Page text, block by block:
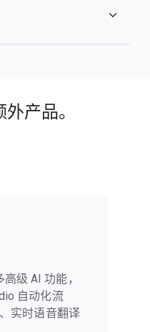
expand_more
产品。
级 AI 功能，
自动化流
实时语音翻译